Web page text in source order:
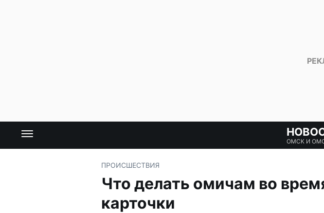
ОМСК И
ПРОИСШЕСТВИЯ
Что делать омичам во
карточки